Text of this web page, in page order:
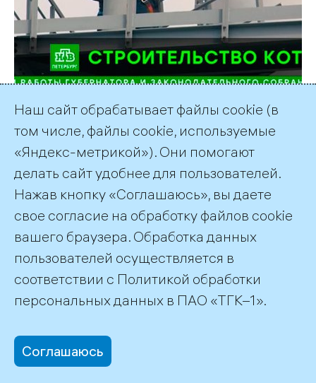
На электростанции № 2 Центральной ТЭЦ
Петербурга полным ходом идет второй
этап масштабной реконструкции
исторического теплоисточника —
строительство современной водогрейной
котельной.
©2026 ПАО «ТГК–1»
office@tgc1.ru
Наш сайт обрабатывает файлы cookie (в
том числе, файлы cookie, используемые
«Яндекс-метрикой»). Они помогают
делать сайт удобнее для пользователей.
Нажав кнопку «Соглашаюсь», вы даете
свое согласие на обработку файлов cookie
вашего браузера. Обработка данных
пользователей осуществляется в
соответствии с Политикой обработки
персональных данных в ПАО «ТГК–1».
Соглашаюсь